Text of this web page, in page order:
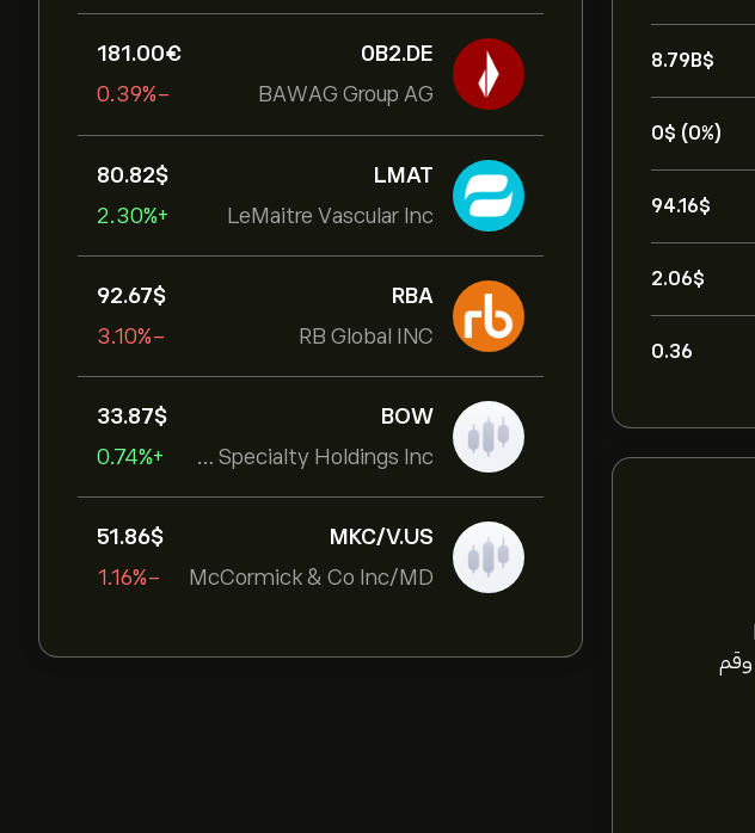
0B2.DE
BAWAG Group AG
181.00‎€‎
-0.39%
LMAT
LeMaitre Vascular Inc
80.82‎$‎
+2.30%
RBA
RB Global INC
92.67‎$‎
-3.10%
BOW
Bowhead Specialty Holdings Inc
33.87‎$‎
+0.74%
MKC/V.US
McCormick & Co Inc/MD
51.86‎$‎
-1.16%
8.79B‎$‎
0‎$‎ (0%)
94.16‎$‎
2.06‎$‎
0.36
Beverage Corp (MNST) وقم